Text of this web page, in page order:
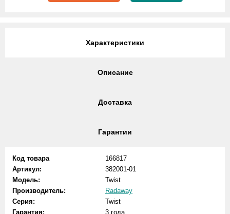
Характеристики
Описание
Доставка
Гарантии
Код товара
166817
Артикул:
382001-01
Модель:
Twist
Производитель:
Radaway
Серия:
Twist
Гарантия:
3 года